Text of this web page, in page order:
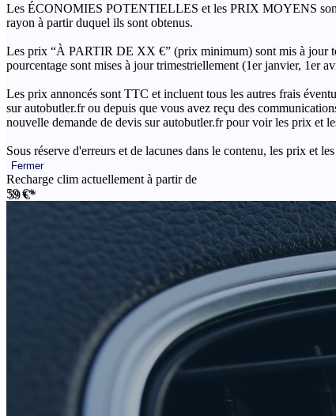
Les ÉCONOMIES POTENTIELLES et les PRIX MOYENS sont
rayon à partir duquel ils sont obtenus.
Les prix “À PARTIR DE XX €” (prix minimum) sont mis à jour
pourcentage sont mises à jour trimestriellement (1er janvier, 1er
Les prix annoncés sont TTC et incluent tous les autres frais
sur autobutler.fr ou depuis que vous avez reçu des
nouvelle demande de devis sur autobutler.fr pour voir les prix et
Sous réserve d'erreurs et de lacunes dans le contenu, les prix et
Fermer
Recharge clim actuellement à partir de
59 €*